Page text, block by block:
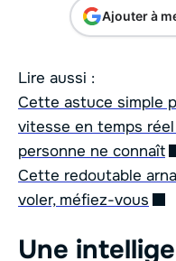
Ajouter à
Lire aussi :
Cette astuce simple
vitesse en temps
personne ne connaît
Cette redoutable
voler, méfiez-vous
Une